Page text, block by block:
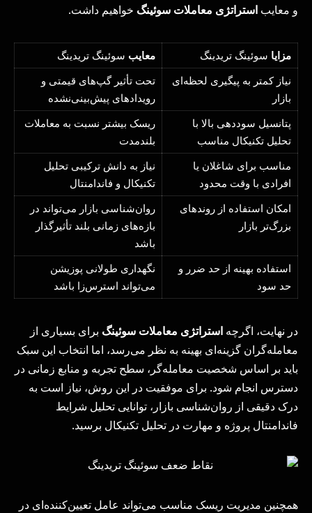
و معایب استراتژی معاملات سوئینگ خواهیم داشت.
مزایا سوئینگ تریدینگ معایب سوئینگ تریدینگ
نیاز کمتر به پیگیری لحظه‌ای
بازار
تحت تأثیر گپ‌های قیمتی و
رویدادهای پیش‌بینی‌نشده
پتانسیل سوددهی بالا با
تحلیل تکنیکال مناسب
ریسک بیشتر نسبت به معاملات
بلندمدت
مناسب برای شاغلان یا
افرادی با وقت محدود
نیاز به دانش ترکیبی تحلیل
تکنیکال و فاندامنتال
امکان استفاده از روندهای
بزرگ‌تر بازار
روان‌شناسی بازار می‌تواند در
بازه‌های زمانی بلند تأثیرگذار
باشد
استفاده بهینه از حد ضرر و
حد سود
نگهداری طولانی پوزیشن
می‌تواند استرس‌زا باشد
در نهایت، اگرچه استراتژی معاملات سوئینگ برای بسیاری از
معامله‌گران گزینه‌ای بهینه به نظر می‌رسد، اما انتخاب این سبک
باید بر اساس شخصیت معامله‌گر، سطح تجربه و منابع زمانی در
دسترس انجام شود. برای موفقیت در این روش، نیاز است به
درک دقیقی از روان‌شناسی بازار، توانایی تحلیل شرایط
فاندامنتال پروژه و مهارت در تحلیل تکنیکال برسید.
همچنین مدیریت ریسک مناسب می‌تواند عامل تعیین‌کننده‌ای در